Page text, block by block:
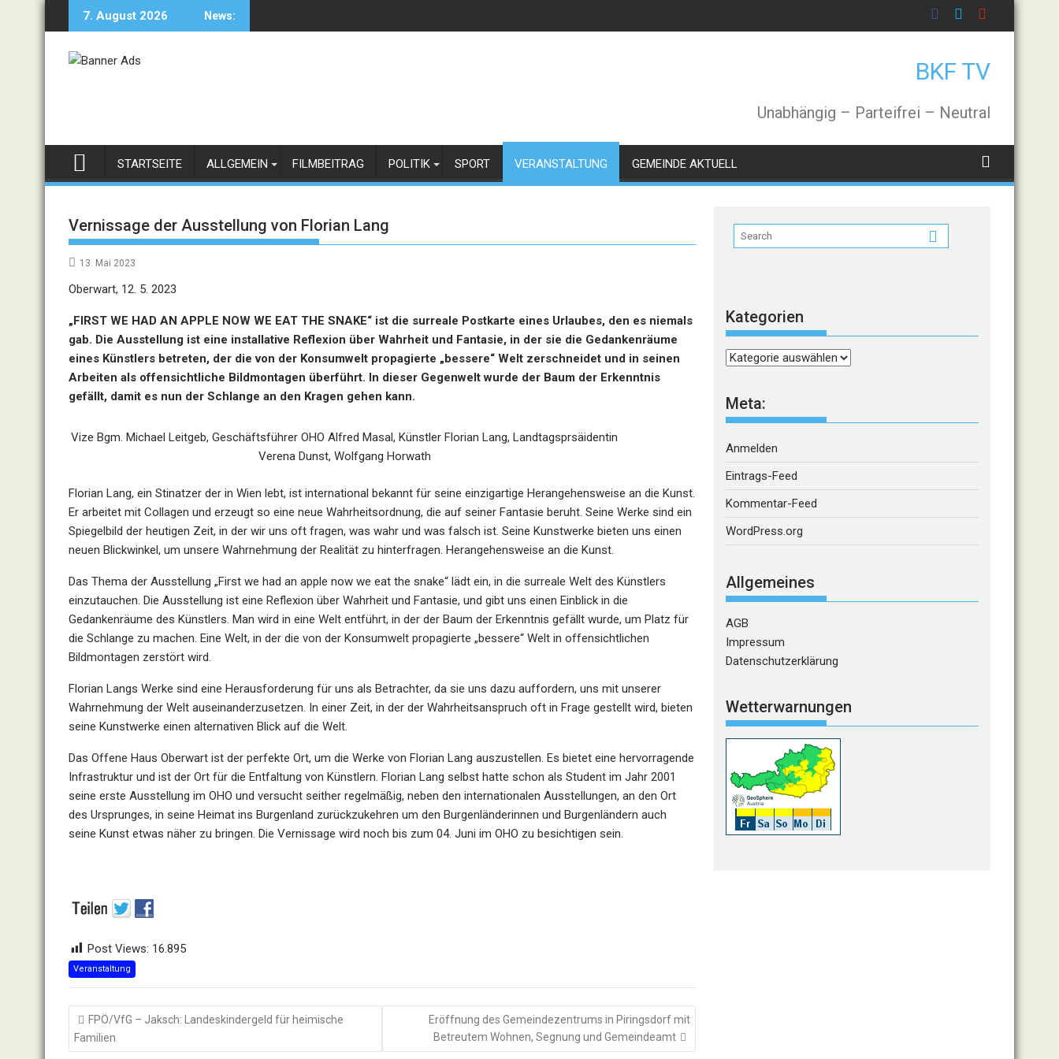
7. August 2026 News:
BKF TV
Unabhängig – Parteifrei – Neutral
STARTSEITE ALLGEMEIN FILMBEITRAG POLITIK SPORT VERANSTALTUNG GEMEINDE AKTUELL
Vernissage der Ausstellung von Florian Lang
13. Mai 2023
Oberwart, 12. 5. 2023
„FIRST WE HAD AN APPLE NOW WE EAT THE SNAKE“ ist die surreale Postkarte eines Urlaubes, den es niemals
gab. Die Ausstellung ist eine installative Reflexion über Wahrheit und Fantasie, in der sie die Gedankenräume
eines Künstlers betreten, der die von der Konsumwelt propagierte „bessere“ Welt zerschneidet und in seinen
Arbeiten als offensichtliche Bildmontagen überführt. In dieser Gegenwelt wurde der Baum der Erkenntnis
gefällt, damit es nun der Schlange an den Kragen gehen kann.
Vize Bgm. Michael Leitgeb, Geschäftsführer OHO Alfred Masal, Künstler Florian Lang, Landtagsprsäidentin
Verena Dunst, Wolfgang Horwath
Florian Lang, ein Stinatzer der in Wien lebt, ist international bekannt für seine einzigartige Herangehensweise an die Kunst.
Er arbeitet mit Collagen und erzeugt so eine neue Wahrheitsordnung, die auf seiner Fantasie beruht. Seine Werke sind ein
Spiegelbild der heutigen Zeit, in der wir uns oft fragen, was wahr und was falsch ist. Seine Kunstwerke bieten uns einen
neuen Blickwinkel, um unsere Wahrnehmung der Realität zu hinterfragen. Herangehensweise an die Kunst.
Das Thema der Ausstellung „First we had an apple now we eat the snake“ lädt ein, in die surreale Welt des Künstlers
einzutauchen. Die Ausstellung ist eine Reflexion über Wahrheit und Fantasie, und gibt uns einen Einblick in die
Gedankenräume des Künstlers. Man wird in eine Welt entführt, in der der Baum der Erkenntnis gefällt wurde, um Platz für
die Schlange zu machen. Eine Welt, in der die von der Konsumwelt propagierte „bessere“ Welt in offensichtlichen
Bildmontagen zerstört wird.
Florian Langs Werke sind eine Herausforderung für uns als Betrachter, da sie uns dazu auffordern, uns mit unserer
Wahrnehmung der Welt auseinanderzusetzen. In einer Zeit, in der der Wahrheitsanspruch oft in Frage gestellt wird, bieten
seine Kunstwerke einen alternativen Blick auf die Welt.
Das Offene Haus Oberwart ist der perfekte Ort, um die Werke von Florian Lang auszustellen. Es bietet eine hervorragende
Infrastruktur und ist der Ort für die Entfaltung von Künstlern. Florian Lang selbst hatte schon als Student im Jahr 2001
seine erste Ausstellung im OHO und versucht seither regelmäßig, neben den internationalen Ausstellungen, an den Ort
des Ursprunges, in seine Heimat ins Burgenland zurückzukehren um den Burgenländerinnen und Burgenländern auch
seine Kunst etwas näher zu bringen. Die Vernissage wird noch bis zum 04. Juni im OHO zu besichtigen sein.
Post Views: 16.895
Veranstaltung
Beitragsnavigation
FPÖ/VfG – Jaksch: Landeskindergeld für heimische
Familien
Eröffnung des Gemeindezentrums in Piringsdorf mit
Betreutem Wohnen, Segnung und Gemeindeamt
Kategorien
Kategorien
Meta:
Anmelden
Eintrags-Feed
Kommentar-Feed
WordPress.org
Allgemeines
AGB
Impressum
Datenschutzerklärung
Wetterwarnungen